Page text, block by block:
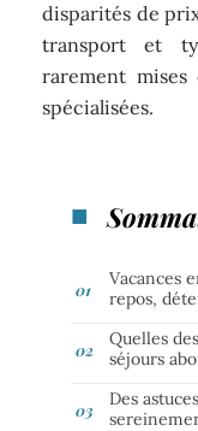
disparités de
transport et
rarement mises
spécialisées.
Vacances
repos,
Quelles
séjours
Des